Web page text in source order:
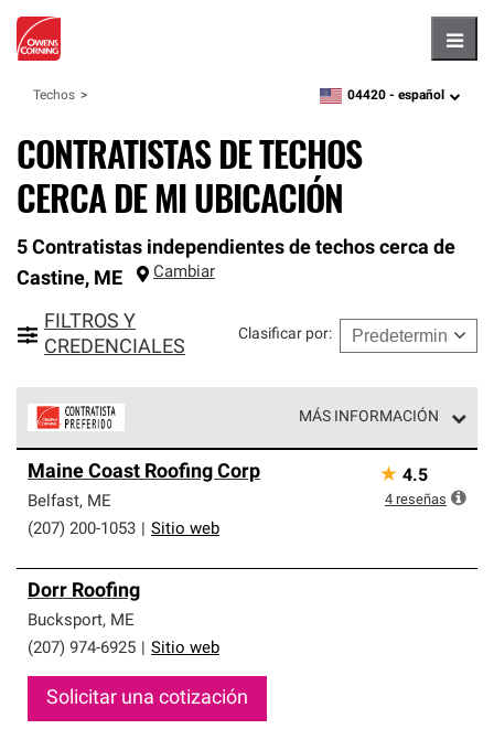
Techos zipcode,language
04420 - español
CONTRATISTAS DE TECHOS
CERCA DE MI UBICACIÓN
5 Contratistas independientes de techos cerca de
Castine, ME Cambiar
FILTROS Y
CREDENCIALES
Clasificar por:
MÁS INFORMACIÓN
parte de una red exclusiva de profesionales de techos
que cumplen con altos estándares y requisitos estrictos
de profesionalismo y confiabilidad.
Maine Coast Roofing Corp
Belfast, ME
(207) 200-1053
Sitio web
★ 4.5
4 reseñas
Dorr Roofing
Bucksport, ME
(207) 974-6925
Sitio web
Solicitar una cotización